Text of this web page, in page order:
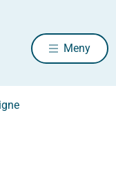
Meny